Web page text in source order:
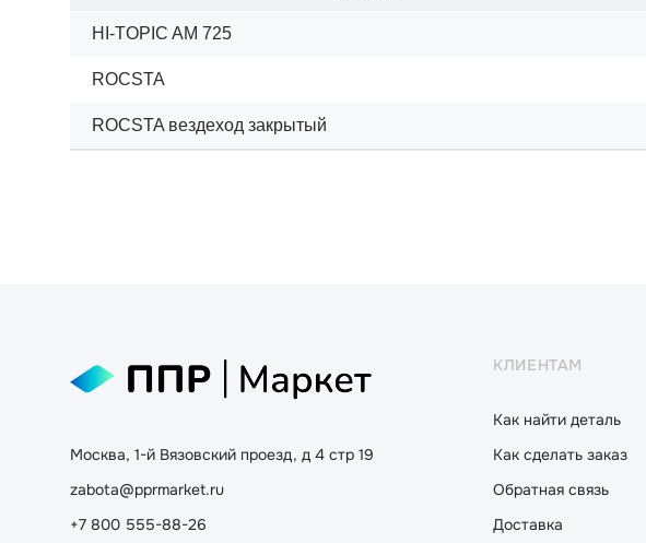
HI-TOPIC AM 725
ROCSTA
ROCSTA вездеход закрытый
Москва, 1-й Вязовский проезд, д 4 стр 19
zabota@pprmarket.ru
+7 800 555-88-26
КЛИЕНТАМ
Как найти деталь
Как сделать заказ
Обратная связь
Доставка